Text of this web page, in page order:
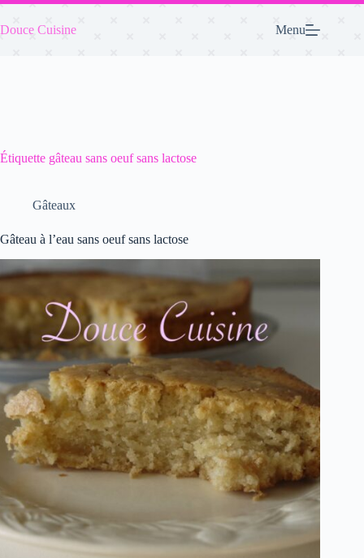
Passer
contenu
Douce Cuisine Menu
Étiquette gâteau sans oeuf sans lactose
Gâteaux
Gâteau à l’eau sans oeuf sans lactose